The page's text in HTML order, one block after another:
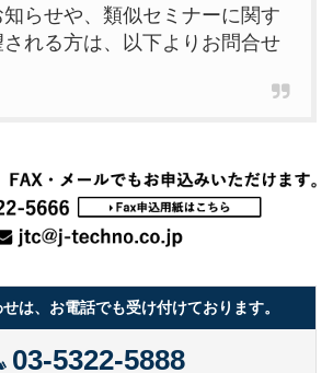
らせや、類似セミナーに関す
れる方は、以下よりお問合せ
は、お電話でも受け付けております。
03-5322-5888